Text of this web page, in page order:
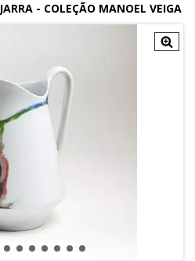
JARRA - COLEÇÃO MANOEL VEIGA